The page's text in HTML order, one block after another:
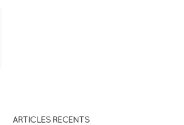
ARTICLES RÉCENTS